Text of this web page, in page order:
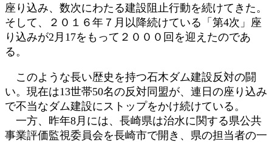
座り込み、数次にわたる建設阻止行動を続けてきた。
そして、２０１６年７月以降続けている「第4次」座
り込みが2月17をもって２０００回を迎えたのであ
る。
このような長い歴史を持つ石木ダム建設反対の闘
い。現在は13世帯50名の反対同盟が、連日の座り込み
で不当なダム建設にストップをかけ続けている。
一方、昨年8月には、長崎県は治水に関する県公共
事業評価監視委員会を長崎市で開き、県の担当者の一